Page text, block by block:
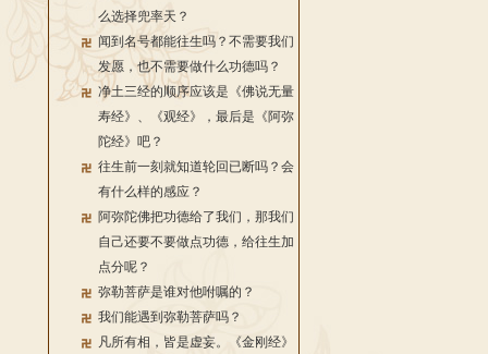
么选择兜率天？
闻到名号都能往生吗？不需要我们
发愿，也不需要做什么功德吗？
净土三经的顺序应该是《佛说无量
寿经》、《观经》，最后是《阿弥
陀经》吧？
往生前一刻就知道轮回已断吗？会
有什么样的感应？
阿弥陀佛把功德给了我们，那我们
自己还要不要做点功德，给往生加
点分呢？
弥勒菩萨是谁对他咐嘱的？
我们能遇到弥勒菩萨吗？
凡所有相，皆是虚妄。《金刚经》